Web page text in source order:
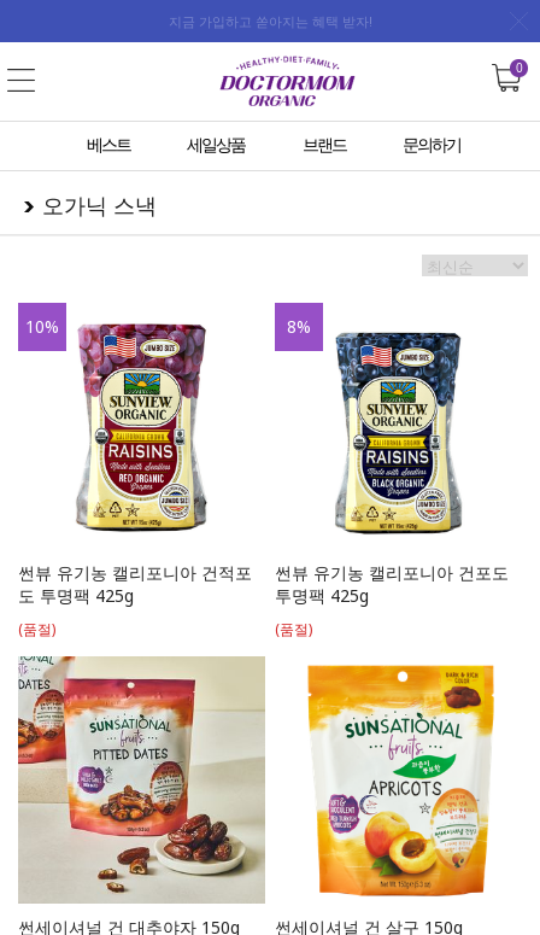
지금 가입하고 쏟아지는 혜택 받자!
0
베스트 세일상품 브랜드 문의하기
오가닉 스낵
10%
썬뷰 유기농 캘리포니아 건적포
도 투명팩 425g
(품절)
8%
썬뷰 유기농 캘리포니아 건포도
투명팩 425g
(품절)
썬세이셔널 건 대추야자 150g 썬세이셔널 건 살구 150g